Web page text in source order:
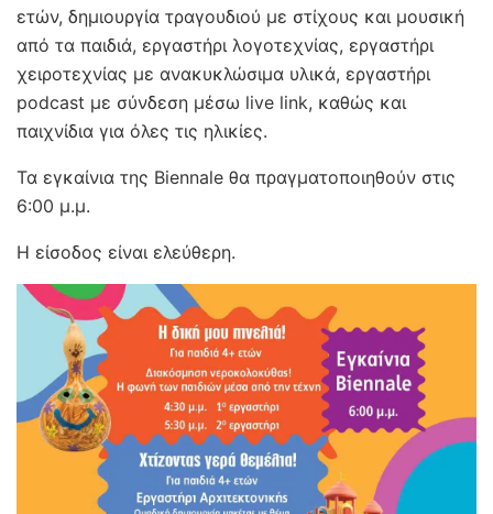
ετών, δημιουργία τραγουδιού με στίχους και μουσική
από τα παιδιά, εργαστήρι λογοτεχνίας, εργαστήρι
χειροτεχνίας με ανακυκλώσιμα υλικά, εργαστήρι
podcast με σύνδεση μέσω live link, καθώς και
παιχνίδια για όλες τις ηλικίες.
Τα εγκαίνια της Biennale θα πραγματοποιηθούν στις
6:00 μ.μ.
Η είσοδος είναι ελεύθερη.